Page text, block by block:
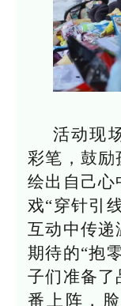
活动现
彩笔，鼓励
绘出自己心
戏“穿针引
互动中传递
期待的“抱
子们准备了
番上阵，